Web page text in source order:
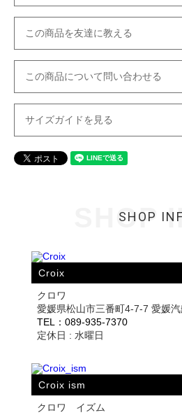
この商品を友達に教える
この商品について問い合わせる
サイズガイドを見る
SHOP
SHOP
Croix
クロワ
愛媛県松山市三番町4-7-7 愛媛
TEL：089-935-7370
定休日 : 水曜日
Croix ism
クロワ イズム